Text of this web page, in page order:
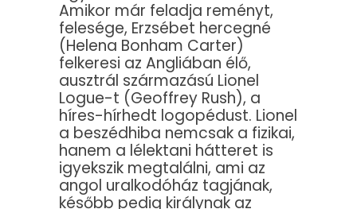
Amikor már feladja reményt,
felesége, Erzsébet hercegné
(Helena Bonham Carter)
felkeresi az Angliában élő,
ausztrál származású Lionel
Logue-t (Geoffrey Rush), a
híres-hírhedt logopédust. Lionel
a beszédhiba nemcsak a fizikai,
hanem a lélektani hátteret is
igyekszik megtalálni, ami az
angol uralkodóház tagjának,
később pedig királynak az